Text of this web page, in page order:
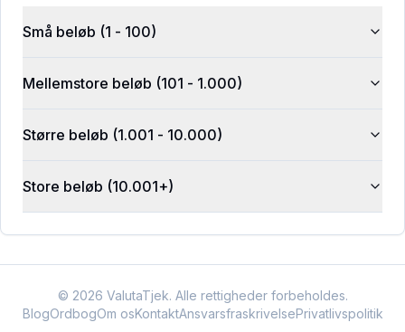
Små beløb (1 - 100)
Mellemstore beløb (101 - 1.000)
Større beløb (1.001 - 10.000)
Store beløb (10.001+)
© 2026 ValutaTjek. Alle rettigheder forbeholdes.
BlogOrdbogOm osKontaktAnsvarsfraskrivelsePrivatlivspolitik